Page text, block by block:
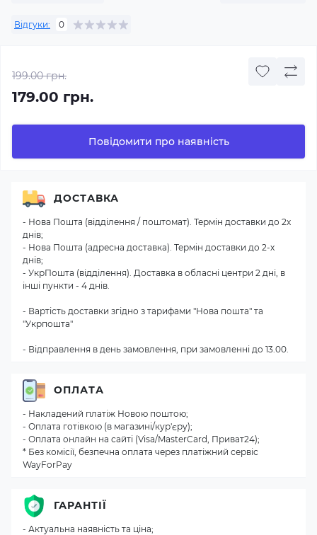
Відгуки: 0
199.00 грн.
179.00 грн.
Повідомити про наявність
ДОСТАВКА
- Нова Пошта (відділення / поштомат). Термін доставки до 2х
днів;
- Нова Пошта (адресна доставка). Термін доставки до 2-х
днів;
- УкрПошта (відділення). Доставка в обласні центри 2 дні, в
інші пункти - 4 днів.
- Вартість доставки згідно з тарифами "Нова пошта" та
"Укрпошта"
- Відправлення в день замовлення, при замовленні до 13.00.
ОПЛАТА
- Накладений платіж Новою поштою;
- Оплата готівкою (в магазині/кур'єру);
- Оплата онлайн на сайті (Visa/MasterCard, Приват24);
* Без комісії, безпечна оплата через платіжний сервіс
WayForPay
ГАРАНТІЇ
- Актуальна наявність та ціна;